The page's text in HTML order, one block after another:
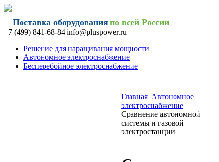
Поставка оборудования по всей России
+7 (499) 841-68-84 info@pluspower.ru
Решение для наращивания мощности
Автономное электроснабжение
Бесперебойное электроснабжение
Главная Автономное
электроснабжение
Сравнение автономной
системы и газовой
электростанции